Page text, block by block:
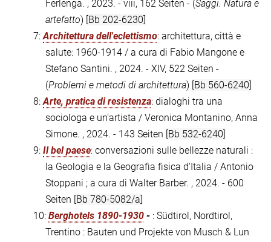
Ferlenga. , 2023. - viii, 162 Seiten - (Saggi. Natura e
artefatto) [Bb 202-6230]
7:Architettura dell'eclettismo: architettura, città e
salute: 1960-1914 / a cura di Fabio Mangone e
Stefano Santini. , 2024. - XIV, 522 Seiten -
(Problemi e metodi di architettura) [Bb 560-6240]
8:Arte, pratica di resistenza: dialoghi tra una
sociologa e un'artista / Veronica Montanino, Anna
Simone. , 2024. - 143 Seiten [Bb 532-6240]
9: Il bel paese: conversazioni sulle bellezze naturali :
la Geologia e la Geografia fisica d'Italia / Antonio
Stoppani ; a cura di Walter Barber. , 2024. - 600
Seiten [Bb 780-5082/a]
10: Berghotels 1890-1930 - : Südtirol, Nordtirol,
Trentino : Bauten und Projekte von Musch & Lun